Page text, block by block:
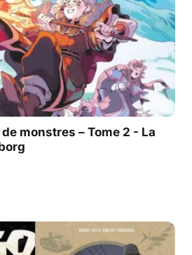
monstres – Tome 2 - La